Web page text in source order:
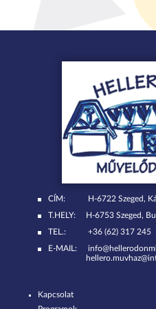
CÍM:
H-6722 Szeged,
T.HELY:
H-6753 Szeged,
TEL.:
+36 (62) 317 245
E-MAIL:
Kapcsolat